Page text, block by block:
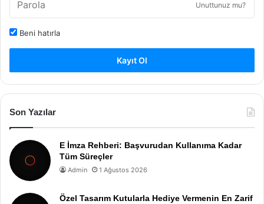
Unuttunuz mu?
Beni hatırla
Kayıt Ol
Son Yazılar
E İmza Rehberi: Başvurudan Kullanıma Kadar
Tüm Süreçler
Admin 1 Ağustos 2026
Özel Tasarım Kutularla Hediye Vermenin En Zarif